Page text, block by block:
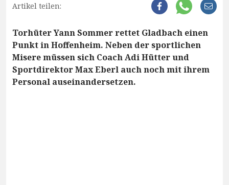
Artikel teilen:
Torhüter Yann Sommer rettet Gladbach einen
Punkt in Hoffenheim. Neben der sportlichen
Misere müssen sich Coach Adi Hütter und
Sportdirektor Max Eberl auch noch mit ihrem
Personal auseinandersetzen.